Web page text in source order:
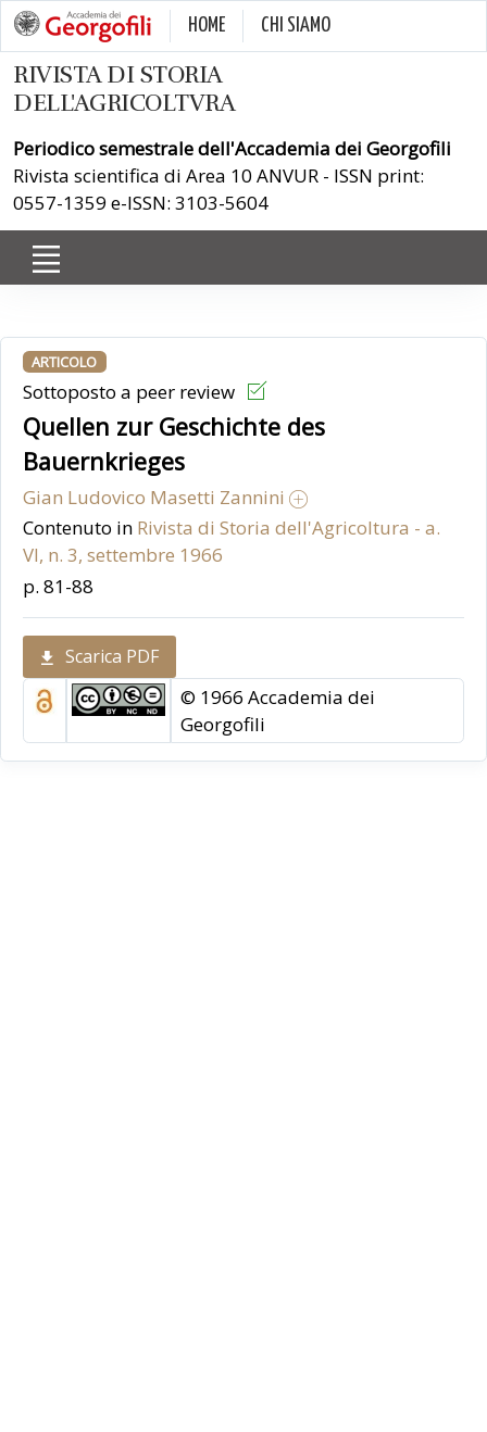
HOME CHI SIAMO
RIVISTA DI STORIA
DELL'AGRICOLTVRA
Periodico semestrale dell'Accademia dei Georgofili
Rivista scientifica di Area 10 ANVUR - ISSN print:
0557-1359 e-ISSN: 3103-5604
ARTICOLO
Sottoposto a peer review
Quellen zur Geschichte des
Bauernkrieges
Gian Ludovico Masetti Zannini
Contenuto in Rivista di Storia dell'Agricoltura - a.
VI, n. 3, settembre 1966
p. 81-88
Scarica PDF
© 1966 Accademia dei
Georgofili